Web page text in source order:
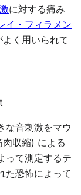
に対する痛み
イ・フィラメン
よく用いられて
な音刺激をマウ
収縮) による
って測定するテ
た恐怖によって